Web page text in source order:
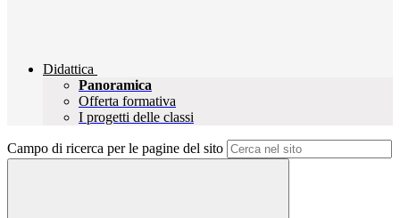
Didattica
Panoramica
Offerta formativa
I progetti delle classi
Campo di ricerca per le pagine del sito